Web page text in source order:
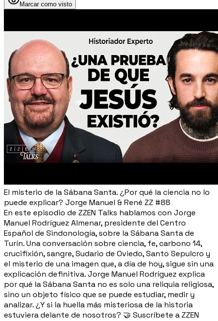
Marcar como visto
El misterio de la Sábana Santa. ¿Por qué la ciencia no lo
puede explicar? Jorge Manuel & René ZZ #88
En este episodio de ZZEN Talks hablamos con Jorge
Manuel Rodríguez Almenar, presidente del Centro
Español de Sindonología, sobre la Sábana Santa de
Turín. Una conversación sobre ciencia, fe, carbono 14,
crucifixión, sangre, Sudario de Oviedo, Santo Sepulcro y
el misterio de una imagen que, a día de hoy, sigue sin una
explicación definitiva. Jorge Manuel Rodríguez explica
por qué la Sábana Santa no es solo una reliquia religiosa,
sino un objeto físico que se puede estudiar, medir y
analizar. ¿Y si la huella más misteriosa de la historia
estuviera delante de nosotros? 🤝 Suscríbete a ZZEN